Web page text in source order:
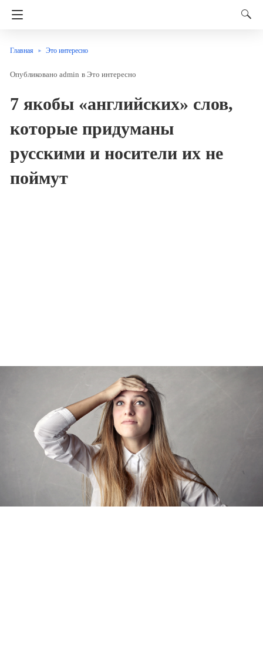
Главная Это интересно
admin в Это интересно
7 якобы «английских» слов,
которые придуманы
русскими и носители их не
поймут